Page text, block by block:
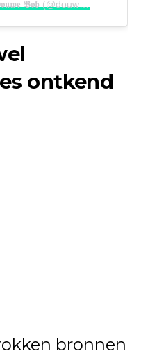
ontkend
bronnen